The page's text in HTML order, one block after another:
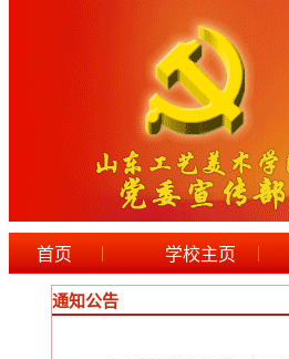
首页 | 学校主页 |
通知公告